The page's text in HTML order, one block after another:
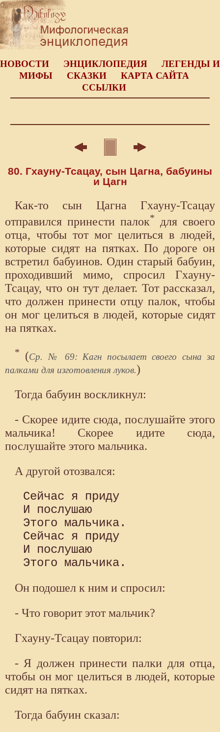
НОВОСТИ ЭНЦИКЛОПЕДИЯ
ЛЕГЕНДЫ И
МИФЫ
СКАЗКИ
КАРТА САЙТА
ССЫЛКИ
80. Гхауну-Тсацау, сын Цагна, бабуины
и Цагн
Как-то сын Цагна Гхауну-Тсацау
отправился принести палок*
для своего
отца, чтобы тот мог целиться в людей,
которые сидят на пятках. По дороге он
встретил бабуинов. Один старый бабуин,
проходивший мимо, спросил Гхауну-
Тсацау, что он тут делает. Тот рассказал,
что должен принести отцу палок, чтобы
он мог целиться в людей, которые сидят
на пятках.
* (Ср. № 69: Кагн посылает своего сына за
палками для изготовления луков.)
Тогда бабуин воскликнул:
- Скорее идите сюда, послушайте этого
мальчика! Скорее идите сюда,
послушайте этого мальчика.
А другой отозвался:
Сейчас я приду
И послушаю
Этого мальчика.
Сейчас я приду
И послушаю
Он подошел к ним и спросил:
- Что говорит этот мальчик?
Гхауну-Тсацау повторил:
- Я должен принести палки для отца,
чтобы он мог целиться в людей, которые
сидят на пятках.
Тогда бабуин сказал: